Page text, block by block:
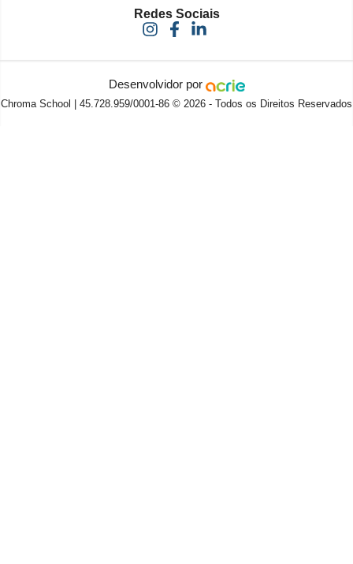
Redes Sociais
Desenvolvidor por
Chroma School | 45.728.959/0001-86 © 2026 - Todos os Direitos Reservados